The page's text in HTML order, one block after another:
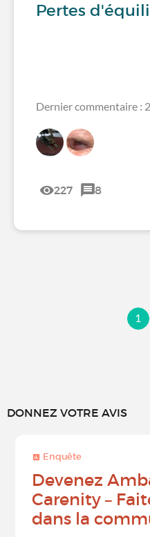
Pertes
Dernier commentaire :
227 8
1
DONNEZ VOTRE AVIS
Enquête
Devenez
Carenity –
dans la